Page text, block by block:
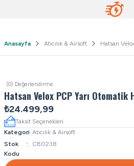
Anasayfa Atıcılık & Airsoft Hatsan
(0) Değerlendirme
Hatsan Velox PCP Yarı Otomatik
₺24.499,99
Taksit Seçenekleri
Kategori Atıcılık & Airsoft
Stok
Kodu
CB0238